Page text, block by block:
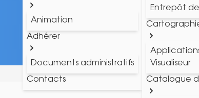
Animation
Adhérer
Documents administratifs
Contacts
Entrepôt
Visualiseur
Catalogue